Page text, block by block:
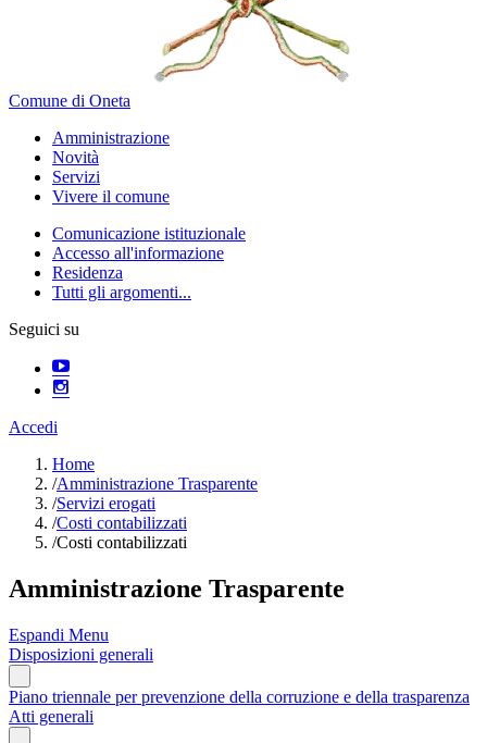
Comune di Oneta
Amministrazione
Novità
Servizi
Vivere il comune
Comunicazione istituzionale
Accesso all'informazione
Residenza
Tutti gli argomenti...
Seguici su
Accedi
Home
/Amministrazione Trasparente
/Servizi erogati
/Costi contabilizzati
/Costi contabilizzati
Amministrazione Trasparente
Espandi Menu
Disposizioni generali
Piano triennale per prevenzione della corruzione e della trasparenza
Atti generali